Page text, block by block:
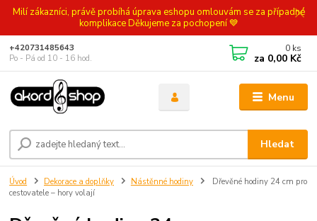
Milí zákazníci, právě probíhá úprava eshopu omlouvám se za případné
komplikace Děkujeme za pochopení 💙
Menu
Hledat
+420731485643
Po - Pá od 10 - 16 hod.
0 ks
za 0,00 Kč
Úvod Dekorace a doplňky Nástěnné hodiny
Dřevěné hodiny 24 cm pro
cestovatele – hory volají